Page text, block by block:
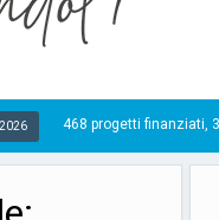
finanziati, 33 in ritardo: Niro